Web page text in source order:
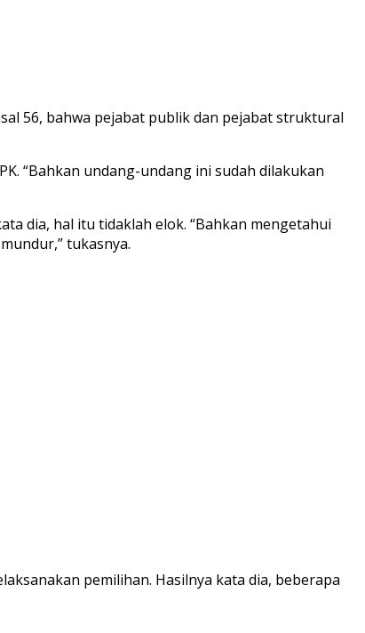
56, bahwa pejabat publik dan pejabat struktural
“Bahkan undang-undang ini sudah dilakukan
dia, hal itu tidaklah elok. “Bahkan mengetahui
tukasnya.
pemilihan. Hasilnya kata dia, beberapa